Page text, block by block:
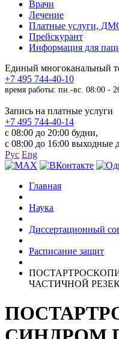
Врачи
Лечение
Платные услуги,
Прейскурант
Информация для
Единый многоканальный
+7 495 744-40-10
время работы: пн.-вс. 08:00 -
Запись на платные услуги
+7 495 744-40-14
с 08:00 до 20:00 будни,
с 08:00 до 16:00 выходные
Рус Eng
Главная
Наука
Диссертационный
Расписание защит
ЧАСТИЧНОЙ